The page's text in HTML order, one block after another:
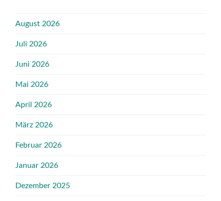
August 2026
Juli 2026
Juni 2026
Mai 2026
April 2026
März 2026
Februar 2026
Januar 2026
Dezember 2025